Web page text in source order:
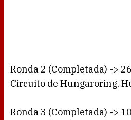
Ronda 2 (Completada) ->
Circuito de Hungaroring,
Ronda 3 (Completada) ->